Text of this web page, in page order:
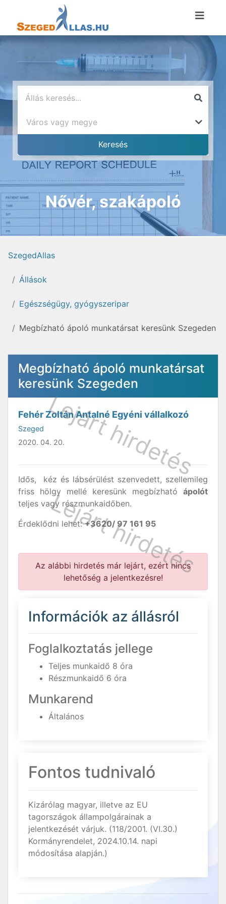
Nővér, szakápoló
SzegedAllas
Állások
Egészségügy, gyógyszeripar
Megbízható ápoló munkatársat keresünk Szegeden
Megbízható ápoló munkatársat
keresünk Szegeden
Fehér Zoltán Antalné Egyéni vállalkozó
Szeged
2020. 04. 20.
Idős, kéz és lábsérülést szenvedett, szellemileg
friss hölgy mellé keresünk megbízható ápolót
teljes vagy részmunkaidőben.
Érdeklődni lehet:+3620/ 97 161 95
Az alábbi hirdetés már lejárt, ezért nincs
lehetőség a jelentkezésre!
Információk az állásról
Foglalkoztatás jellege
Teljes munkaidő 8 óra
Részmunkaidő 6 óra
Munkarend
Általános
Fontos tudnivaló
Kizárólag magyar, illetve az EU
tagországok állampolgárainak a
jelentkezését várjuk. (118/2001. (VI.30.)
Kormányrendelet, 2024.10.14. napi
módosítása alapján.)